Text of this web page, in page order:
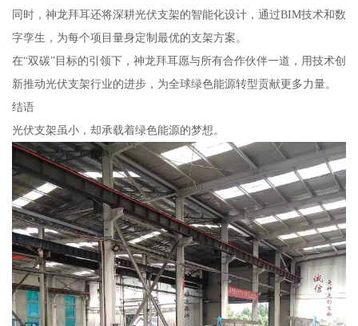
同时，神龙拜耳还将深耕光伏支架的智能化设计，通过BIM技术和数
字孪生，为每个项目量身定制最优的支架方案。
在“双碳”目标的引领下，神龙拜耳愿与所有合作伙伴一道，用技术创
新推动光伏支架行业的进步，为全球绿色能源转型贡献更多力量。
结语
光伏支架虽小，却承载着绿色能源的梦想。